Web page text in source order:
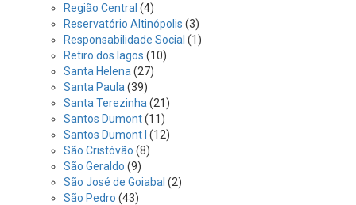
Região Central (4)
Reservatório Altinópolis (3)
Responsabilidade Social (1)
Retiro dos lagos (10)
Santa Helena (27)
Santa Paula (39)
Santa Terezinha (21)
Santos Dumont(11)
Santos Dumont I (12)
São Cristóvão (8)
São Geraldo (9)
São José de Goiabal (2)
São Pedro (43)